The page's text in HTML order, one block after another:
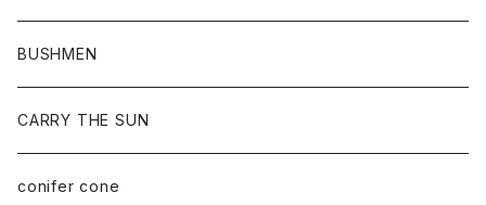
BUSHMEN
CARRY THE SUN
conifer cone